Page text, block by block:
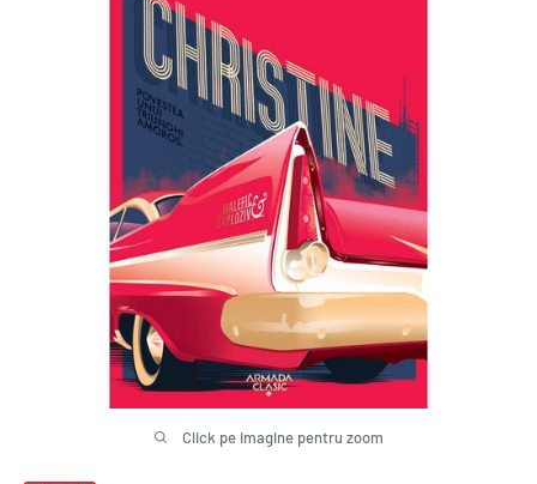
Click pe imagine pentru zoom